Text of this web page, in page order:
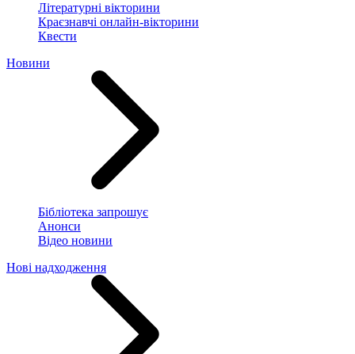
Літературні вікторини
Краєзнавчі онлайн-вікторини
Квести
Новини
Бібліотека запрошує
Анонси
Відео новини
Нові надходження